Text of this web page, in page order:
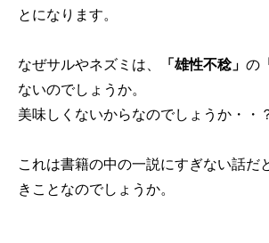
とになります。
なぜサルやネズミは、 「雄性不稔」 の
ないのでしょうか。
美味しくないからなのでしょうか・・
これは書籍の中の一説にすぎない話だ
きことなのでしょうか。